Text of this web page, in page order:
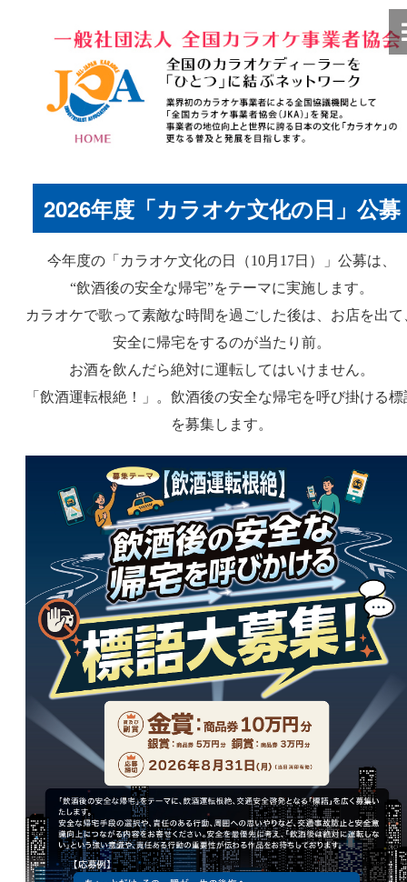
2026年度「カラオケ文化の日」公募
今年度の「カラオケ文化の日（10月17日）」公募は、
“飲酒後の安全な帰宅”をテーマに実施します。
カラオケで歌って素敵な時間を過ごした後は、お店を出て
安全に帰宅をするのが当たり前。
お酒を飲んだら絶対に運転してはいけません。
「飲酒運転根絶！」。飲酒後の安全な帰宅を呼び掛ける標
を募集します。